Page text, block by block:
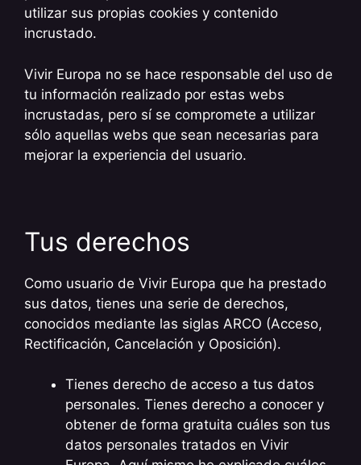
utilizar sus propias cookies y contenido
incrustado.
Vivir Europa no se hace responsable del uso de
tu información realizado por estas webs
incrustadas, pero sí se compromete a utilizar
sólo aquellas webs que sean necesarias para
mejorar la experiencia del usuario.
Tus derechos
Como usuario de Vivir Europa que ha prestado
sus datos, tienes una serie de derechos,
conocidos mediante las siglas ARCO (Acceso,
Rectificación, Cancelación y Oposición).
Tienes derecho de acceso a tus datos
personales. Tienes derecho a conocer y
obtener de forma gratuita cuáles son tus
datos personales tratados en Vivir